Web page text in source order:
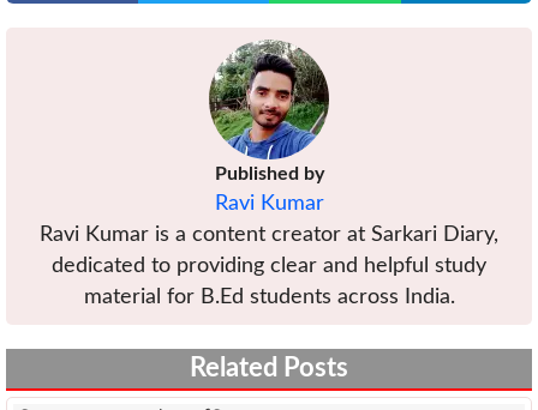
Published by
Ravi Kumar
Ravi Kumar is a content creator at Sarkari Diary,
dedicated to providing clear and helpful study
material for B.Ed students across India.
Related Posts